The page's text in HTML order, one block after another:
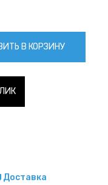
В КОРЗИНУ
Доставка